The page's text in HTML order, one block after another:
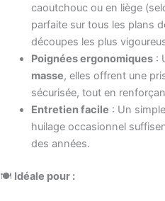
caoutchouc ou en liège
parfaite sur tous les plans
découpes les plus
Poignées ergonomiques:
masse, elles offrent une
sécurisée, tout en
Entretien facile : Un
huilage occasionnel
des années.
🍽 Idéale pour :